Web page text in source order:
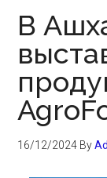
В
16/12/2024 By